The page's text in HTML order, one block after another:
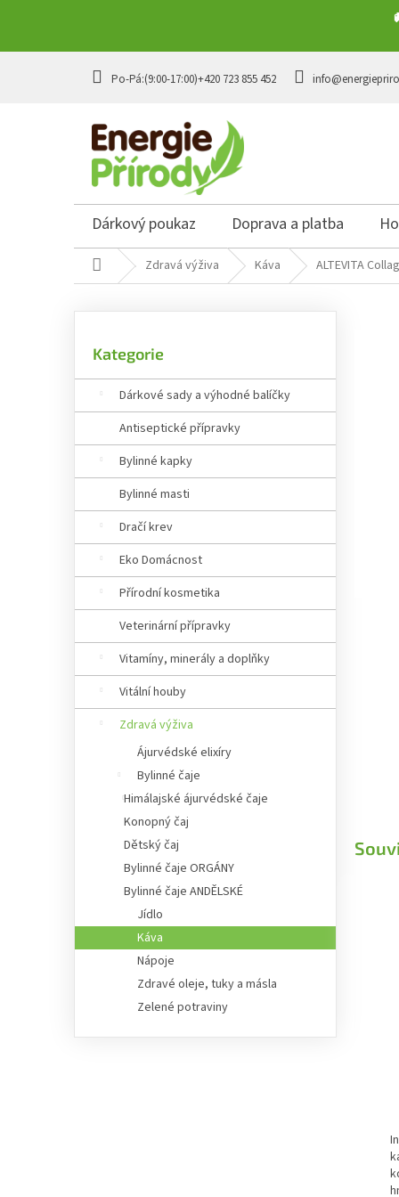
+420 723 855 452
Dárkový poukaz Doprava a platba
Domů Zdravá výživa Káva ALTEVITA
Kategorie
Dárkové sady a výhodné balíčky
Antiseptické přípravky
Bylinné kapky
Bylinné masti
Dračí krev
Eko Domácnost
Přírodní kosmetika
Veterinární přípravky
Vitamíny, minerály a doplňky
Vitální houby
Zdravá výživa
Ájurvédské elixíry
Bylinné čaje
Himálajské ájurvédské čaje
Konopný čaj
Dětský čaj
Bylinné čaje ORGÁNY
Bylinné čaje ANDĚLSKÉ
Jídlo
Káva
Nápoje
Zdravé oleje, tuky a másla
Zelené potraviny